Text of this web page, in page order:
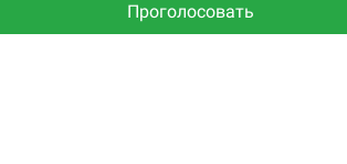
Проголосовать